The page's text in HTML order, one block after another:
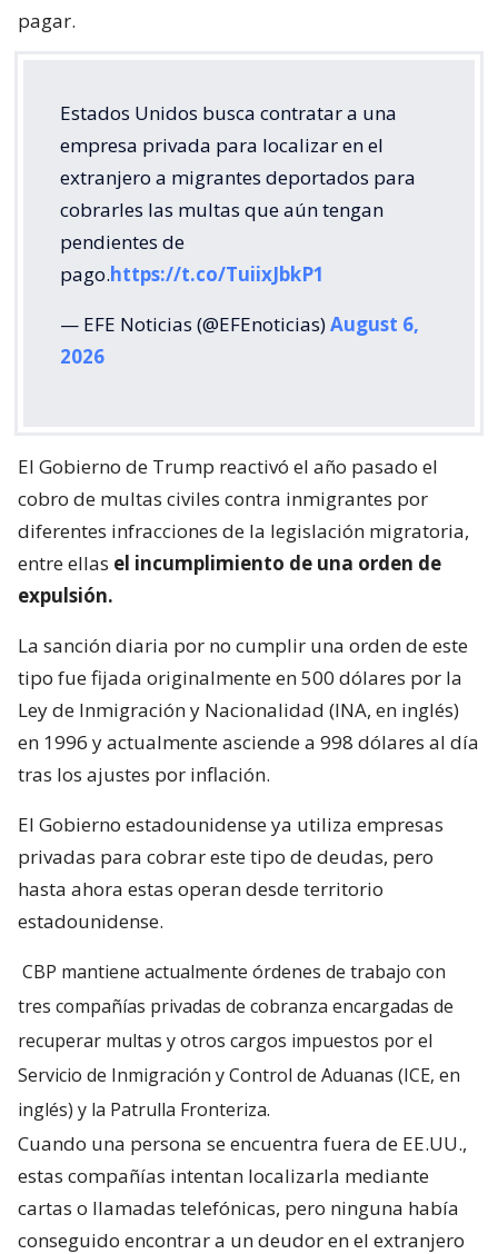
pagar.
Estados Unidos busca contratar a una
empresa privada para localizar en el
extranjero a migrantes deportados para
cobrarles las multas que aún tengan
pendientes de
pago.https://t.co/TuiixJbkP1
— EFE Noticias (@EFEnoticias)August 6,
2026
El Gobierno de Trump reactivó el año pasado el
cobro de multas civiles contra inmigrantes por
diferentes infracciones de la legislación migratoria,
entre ellas el incumplimiento de una orden de
expulsión.
La sanción diaria por no cumplir una orden de este
tipo fue fijada originalmente en 500 dólares por la
Ley de Inmigración y Nacionalidad (INA, en inglés)
en 1996 y actualmente asciende a 998 dólares al día
tras los ajustes por inflación.
El Gobierno estadounidense ya utiliza empresas
privadas para cobrar este tipo de deudas, pero
hasta ahora estas operan desde territorio
estadounidense.
CBP mantiene actualmente órdenes de trabajo con
tres compañías privadas de cobranza encargadas de
recuperar multas y otros cargos impuestos por el
Servicio de Inmigración y Control de Aduanas (ICE, en
inglés) y la Patrulla Fronteriza.
Cuando una persona se encuentra fuera de EE.UU.,
estas compañías intentan localizarla mediante
cartas o llamadas telefónicas, pero ninguna había
conseguido encontrar a un deudor en el extranjero